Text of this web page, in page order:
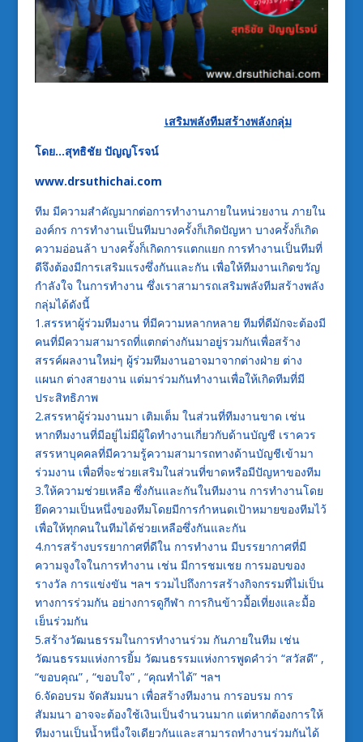
เสริมพลังทีมสร้างพลังกลุ่ม
โดย…สุทธิชัย ปัญญโรจน์
www.drsuthichai.com
ทีม มีความสำคัญมากต่อการทำงานภายในหน่วยงาน ภายใน
องค์กร การทำงานเป็นทีมบางครั้งก็เกิดปัญหา บางครั้งก็เกิด
ความอ่อนล้า บางครั้งก็เกิดการแตกแยก การทำงานเป็นทีมที่
ดีจึงต้องมีการเสริมแรงซึ่งกันและกัน เพื่อให้ทีมงานเกิดขวัญ
กำลังใจ ในการทำงาน ซึ่งเราสามารถเสริมพลังทีมสร้างพลัง
กลุ่มได้ดังนี้
1.สรรหาผู้ร่วมทีมงาน ที่มีความหลากหลาย ทีมที่ดีมักจะต้องมี
คนที่มีความสามารถที่แตกต่างกันมาอยู่รวมกันเพื่อสร้าง
สรรค์ผลงานใหม่ๆ ผู้ร่วมทีมงานอาจมาจากต่างฝ่าย ต่าง
แผนก ต่างสายงาน แต่มาร่วมกันทำงานเพื่อให้เกิดทีมที่มี
ประสิทธิภาพ
2.สรรหาผู้ร่วมงานมา เติมเต็ม ในส่วนที่ทีมงานขาด เช่น
หากทีมงานที่มีอยู่ไม่มีผู้ใดทำงานเกี่ยวกับด้านบัญชี เราควร
สรรหาบุคคลที่มีความรู้ความสามารถทางด้านบัญชีเข้ามา
ร่วมงาน เพื่อที่จะช่วยเสริมในส่วนที่ขาดหรือมีปัญหาของทีม
3.ให้ความช่วยเหลือ ซึ่งกันและกันในทีมงาน การทำงานโดย
ยึดความเป็นหนึ่งของทีมโดยมีการกำหนดเป้าหมายของทีมไว้
เพื่อให้ทุกคนในทีมได้ช่วยเหลือซึ่งกันและกัน
4.การสร้างบรรยากาศที่ดีใน การทำงาน มีบรรยากาศที่มี
ความจูงใจในการทำงาน เช่น มีการชมเชย การมอบของ
รางวัล การแข่งขัน ฯลฯ รวมไปถึงการสร้างกิจกรรมที่ไม่เป็น
ทางการร่วมกัน อย่างการดูกีฬา การกินข้าวมื้อเที่ยงและมื้อ
เย็นร่วมกัน
5.สร้างวัฒนธรรมในการทำงานร่วม กันภายในทีม เช่น
วัฒนธรรมแห่งการยิ้ม วัฒนธรรมแห่งการพูดคำว่า “สวัสดี” ,
“ขอบคุณ” , “ขอบใจ” , “คุณทำได้” ฯลฯ
6.จัดอบรม จัดสัมมนา เพื่อสร้างทีมงาน การอบรม การ
สัมมนา อาจจะต้องใช้เงินเป็นจำนวนมาก แต่หากต้องการให้
ทีมงานเป็นน้ำหนึ่งใจเดียวกันและสามารถทำงานร่วมกันได้